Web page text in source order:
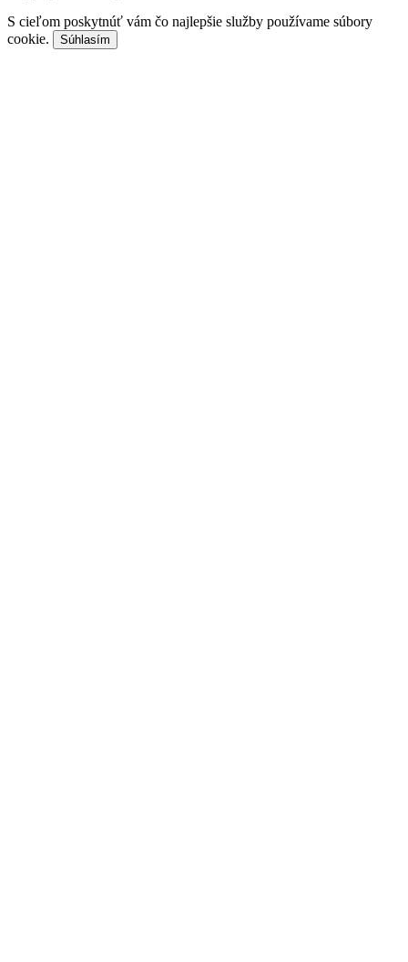
S cieľom poskytnúť vám čo najlepšie služby používame súbory
cookie.
Súhlasím